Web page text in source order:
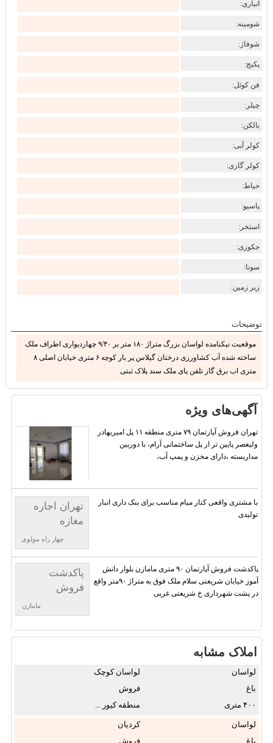
انباری:
شومینه:
شوفاژ:
پکیج:
فن کوئل:
چیلر:
بالکن:
کولر آبی:
کولر گازی:
حیاط:
پاسیو:
استخر:
جکوزی:
سونا:
زیر زمین:
توضیحات
موقعیت نیکنامده لواسان بزرگ متراژ ۱۸۰ متر بر ۹/۴۰ چهاردیواری اطراف ملک
ساخته شده آب کشاورزی درختان گیلاس پر بار کوچه ۶ متری خیابان اصلی ۸
متری اب برق گاز تلفن پای ملک سند پلاک ثبتی
آگهی‌های ویژه
تهران فروش آپارتمان ۷۹ متری منطقه ۱۱ پل امیربهادر
ولیعصر پایین تر از پل ساختمانی آرام، با دوربین
مداربسته ،دارای مخزن و پمپ آب،
تهران اجاره
مغازه
چهار راه مولوی
با مشتری واقعی کنار میام مناسب برای بنک داری انبار
تولیدی
پاکدشت
فروش
مامازن
پاکدشت فروش آپارتمان ۹۰ متری مامازن بلوار دانش
آموز خیابان شریعتی سلام ملک فوق به متراژ ۹۰متر واقع
در پشت شهرداری خ شریعتی غربی
املاک مشابه
لواسان
لواسان کوچک
باغ
فروش
۴۰۰
منطقه کیور ...
لواسان
کردیان
باغ
فروش